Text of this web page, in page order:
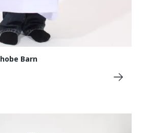
Barn